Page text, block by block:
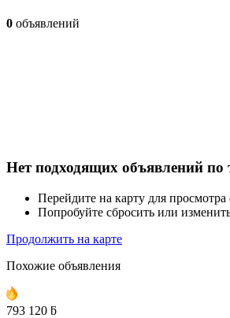
0 объявлений
Нет подходящих объявлений по
Перейдите на карту для
Попробуйте сбросить или
Продолжить на карте
Похожие объявления
793 120 ƃ